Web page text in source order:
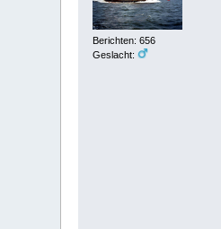
Berichten: 656
Geslacht: